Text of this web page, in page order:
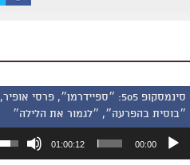
סינמסקופ 505: ״ספיידרמן״, פרסי אופיר,
״בוסית בהפרעה״, ״לגמור את הלילה״
אודיו
00:00
01:00:12